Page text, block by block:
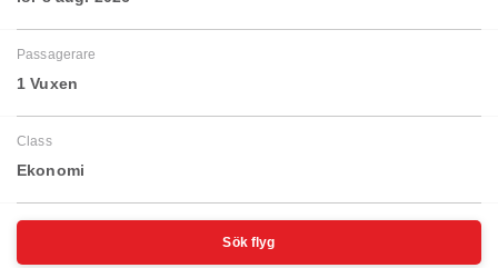
Passagerare
1 Vuxen
Class
Ekonomi
Sök flyg